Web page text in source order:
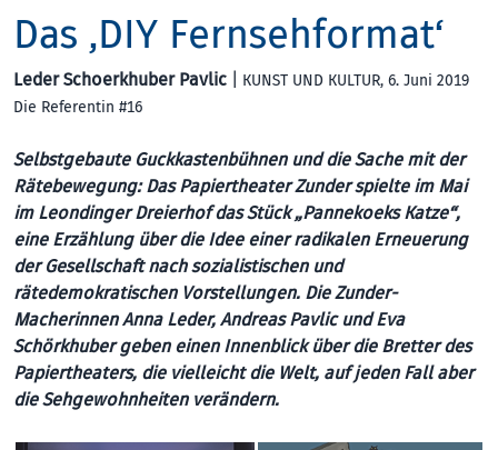
Das ‚DIY Fernsehformat‘
Leder Schoerkhuber Pavlic KUNST UND KULTUR, 6. Juni 2019
Die Referentin #16
Selbstgebaute Guckkastenbühnen und die Sache mit der
Rätebewegung: Das Papiertheater Zunder spielte im Mai
im Leondinger Dreierhof das Stück „Pannekoeks Katze“,
eine Erzählung über die Idee einer radikalen Erneuerung
der Gesellschaft nach sozialistischen und
rätedemokratischen Vorstellungen. Die Zunder-
Macherinnen Anna Leder, Andreas Pavlic und Eva
Schörkhuber geben einen Innenblick über die Bretter des
Papiertheaters, die vielleicht die Welt, auf jeden Fall aber
die Sehgewohnheiten verändern.